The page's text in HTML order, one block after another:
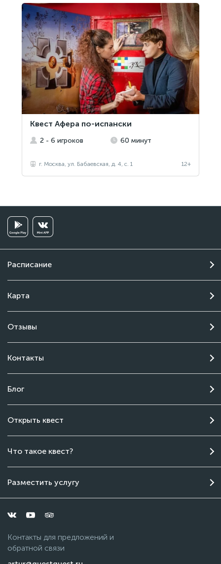
Квест Афера по-испански
2 - 6 игроков 60 минут
г. Москва, ул. Бабаевская, д. 4, с. 1 12+
Расписание
Карта
Отзывы
Контакты
Блог
Открыть квест
Что такое квест?
Разместить услугу
Контакты для предложений и
обратной связи
Онлайн